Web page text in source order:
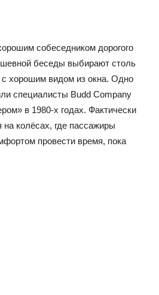
собеседником дорогого
беседы выбирают столь
хорошим видом из окна. Одно
специалисты Budd Company
в 1980-х годах. Фактически
колёсах, где пассажиры
провести время, пока